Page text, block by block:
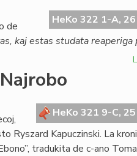
HeKo 322 1-A,
de
kaj estas studata reaperiga
HeKo 321 9-C,
Ryszard Kapuczinski. La
tradukita de c-ano